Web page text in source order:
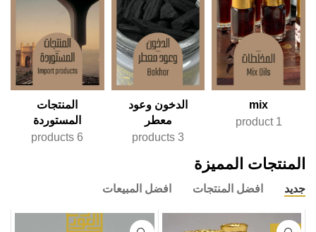
mix
1 product
الدخون وعود
معطر
3 products
المنتجات
المستوردة
6 products
المنتجات المميزة
جديد افضل المنتجات افضل المبيعات